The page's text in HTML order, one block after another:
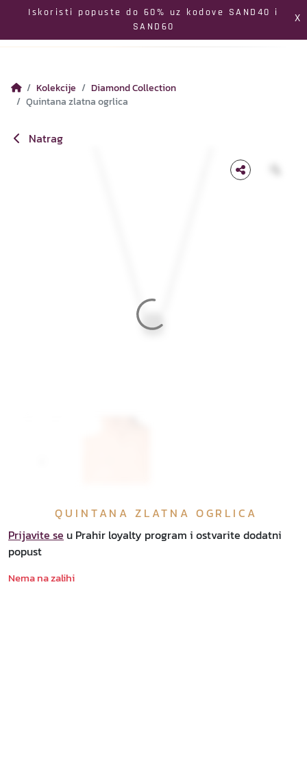
Iskoristi popuste do 60% uz kodove SAND40 i
SAND60
X
Izbornik
Profil Pretraga
Kolekcije
Diamond Collection
Quintana zlatna ogrlica
Natrag
QUINTANA ZLATNA OGRLICA
Prijavite se u Prahir loyalty program i ostvarite dodatni
popust
Nema na zalihi